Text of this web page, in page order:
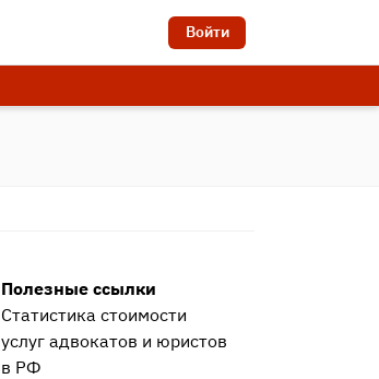
Войти
Полезные ссылки
Статистика стоимости
услуг адвокатов и юристов
в РФ